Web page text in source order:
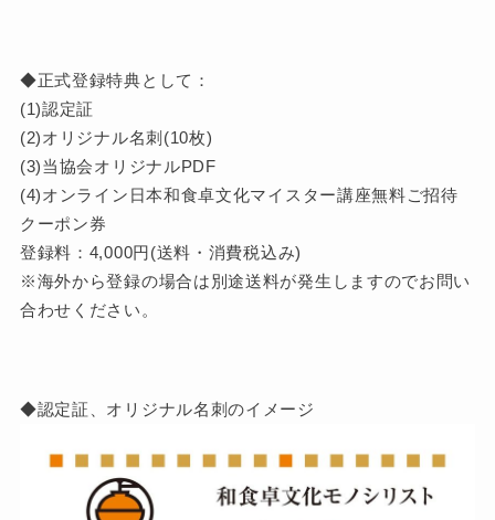
◆正式登録特典として：
(1)認定証
(2)オリジナル名刺(10枚)
(3)当協会オリジナルPDF
(4)オンライン日本和食卓文化マイスター講座無料ご招待
クーポン券
登録料：4,000円(送料・消費税込み)
※海外から登録の場合は別途送料が発生しますのでお問い
合わせください。
◆認定証、オリジナル名刺のイメージ